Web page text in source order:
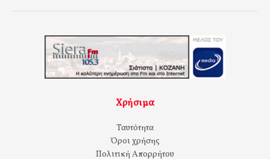
Χρήσιμα
Ταυτότητα
Όροι χρήσης
Πολιτική Απορρήτου